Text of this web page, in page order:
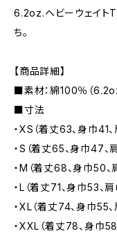
6.2oz.ヘビーウェイト
ち。
【商品詳細】
■素材：綿100％（
■寸法
・XS（着丈63、身巾41
・S（着丈65、身巾47、
・M（着丈68、身巾50
・L（着丈71、身巾53、
・XL（着丈74、身巾55
・XXL（着丈78、身巾